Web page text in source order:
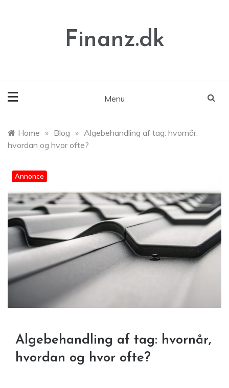
Finanz.dk
Menu
Home » Blog » Algebehandling af tag: hvornår,
hvordan og hvor ofte?
Annonce
Algebehandling af tag: hvornår,
hvordan og hvor ofte?